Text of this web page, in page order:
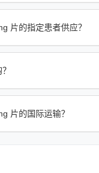
片的指定患者供应？
片的国际运输？